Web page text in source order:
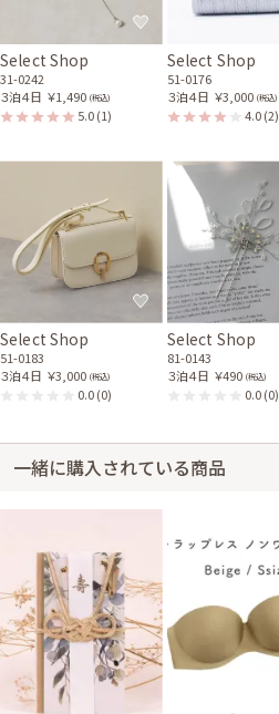
Select Shop
31-0242
３泊４日 ￥1,490 (税込)
5.0(1)
Select Shop
51-0176
３泊４日 ￥3,000 (税込)
4.0(2)
Select Shop
51-0183
３泊４日 ￥3,000 (税込)
0.0(0)
Select Shop
81-0143
３泊４日 ￥490 (税込)
0.0(0)
一緒に購入されている商品